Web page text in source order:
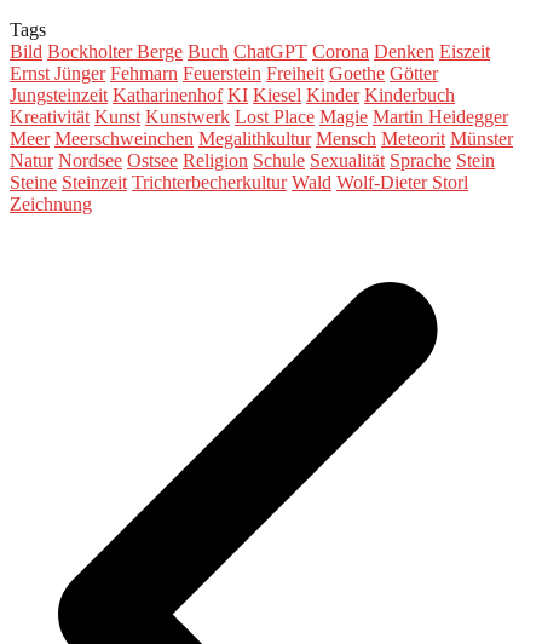
Tags
Bild Bockholter Berge Buch ChatGPT Corona Denken Eiszeit
Ernst Jünger Fehmarn Feuerstein Freiheit Goethe Götter
Jungsteinzeit Katharinenhof KI Kiesel Kinder Kinderbuch
Kreativität Kunst Kunstwerk Lost Place Magie Martin Heidegger
Meer Meerschweinchen Megalithkultur Mensch Meteorit Münster
Natur Nordsee Ostsee Religion Schule Sexualität Sprache Stein
Steine Steinzeit Trichterbecherkultur Wald Wolf-Dieter Storl
Zeichnung